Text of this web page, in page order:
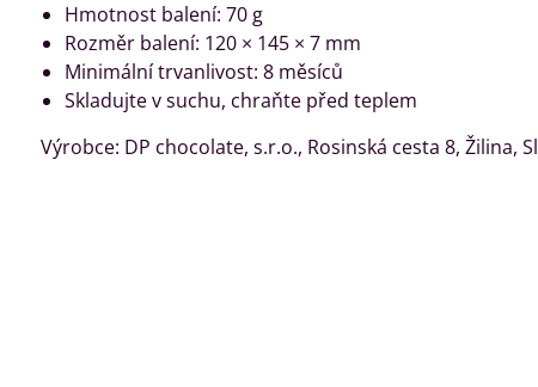
Hmotnost balení: 70 g
Rozměr balení: 120 × 145 × 7 mm
Minimální trvanlivost: 8 měsíců
Skladujte v suchu, chraňte před teplem
Výrobce: DP chocolate, s.r.o., Rosinská cesta 8, Žilina,